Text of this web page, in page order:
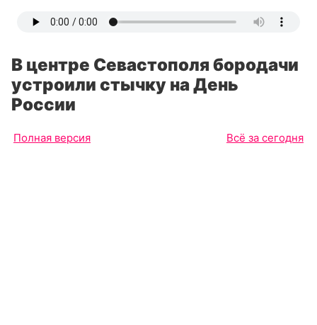
В центре Севастополя бородачи
устроили стычку на День
России
Полная версия Всё за сегодня